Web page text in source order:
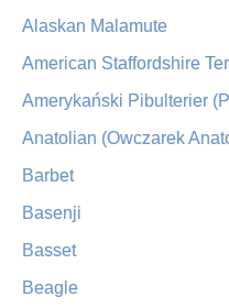
Alaskan Malamute
American Staffordshire
Amerykański Pibulterier
Anatolian (Owczarek
Barbet
Basenji
Basset
Beagle